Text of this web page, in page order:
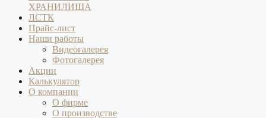
ХРАНИЛИЩА
ЛСТК
Прайс-лист
Наши работы
Видеогалерея
Фотогалерея
Акции
Калькулятор
О компании
О фирме
О производстве